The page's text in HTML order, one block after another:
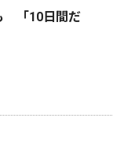
「10日間だ